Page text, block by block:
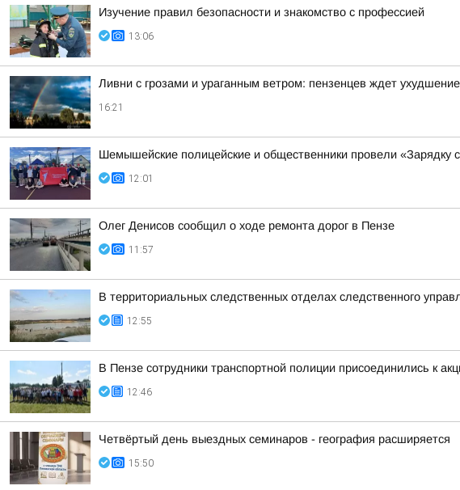
Изучение правил безопасности и знакомство с профессией
13:06
Ливни с грозами и ураганным ветром: пензенцев ждет
16:21
Шемышейские полицейские и общественники провели
12:01
Олег Денисов сообщил о ходе ремонта дорог в Пензе
11:57
В территориальных следственных отделах следственного
12:55
В Пензе сотрудники транспортной полиции присоединились к
12:46
Четвёртый день выездных семинаров - география расширяется
15:50